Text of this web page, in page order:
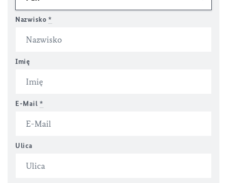
Nazwisko*
Imię
E-Mail *
Ulica